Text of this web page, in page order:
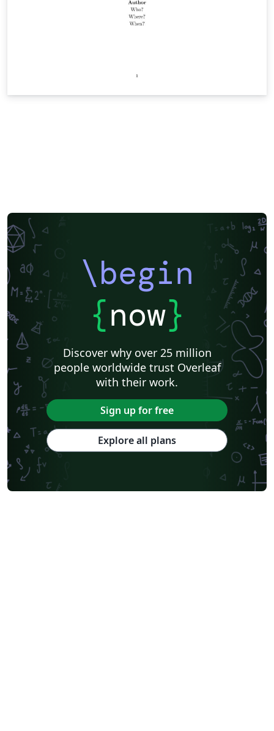
\begin
{now}
Discover why over 25 million
people worldwide trust Overleaf
with their work.
Sign up for free
Explore all plans